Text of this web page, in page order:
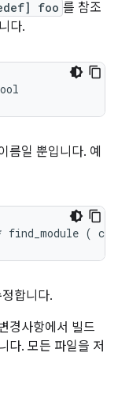
foo 를 참조
다.
름일 뿐입니다. 예
합니다.
경사항에서 빌드
다. 모든 파일을 저